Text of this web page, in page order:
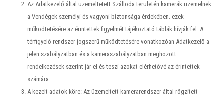
Az Adatkezelő által üzemeltetett Szálloda területén kamerák üzemelnek
a Vendégek személyi és vagyoni biztonsága érdekében. ezek
működtetésére az érintettek figyelmét tájékoztató táblák hívják fel. A
térfigyelő rendszer jogszerű működtetésére vonatkozóan Adatkezelő a
jelen szabályzatban és a kameraszabályzatban meghozott
rendelkezések szerint jár el és teszi azokat elérhetővé az érintettek
számára.
A kezelt adatok köre: Az üzemeltett kamerarendszer által rögzített